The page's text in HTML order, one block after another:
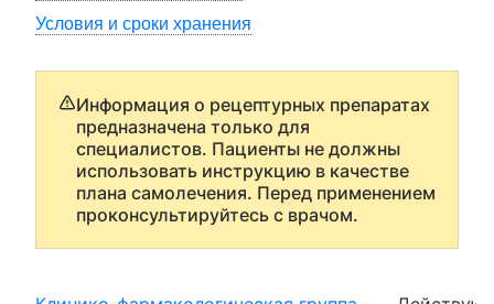
Условия и сроки хранения
Информация о рецептурных препаратах
предназначена только для
специалистов. Пациенты не должны
использовать инструкцию в качестве
плана самолечения. Перед применением
проконсультируйтесь с врачом.